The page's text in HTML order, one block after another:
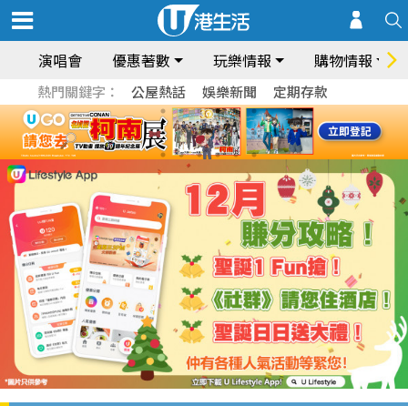
演唱會 優惠著數 玩樂情報 購物情報
熱門關鍵字： 公屋熱話 娛樂新聞 定期存款